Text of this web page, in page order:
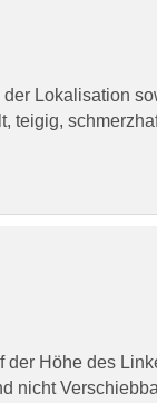
Lokalisation
teigig,
der Höhe des
nicht